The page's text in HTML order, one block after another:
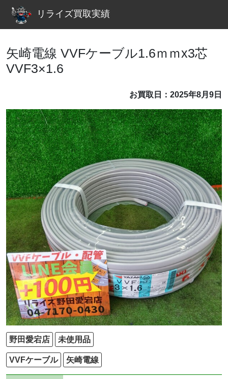
リライズ買取実績
矢崎電線 VVFケーブル1.6ｍｍx3芯
VVF3×1.6
お買取日：2025年8月9日
野田愛宕店 未使用品
VVFケーブル 矢崎電線